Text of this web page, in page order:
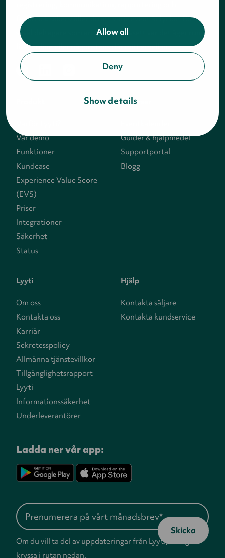
Allow all
Deny
Show details
feedback säkerställer du att varje event är lyckat för
såväl deltagare som arrangör – oavsett var det äger rum:
live, online eller någonstans där mitt emellan.
facebook
Vår demo
Funktioner
Kundcase
Experience Value Score
(EVS)
Priser
Integrationer
Säkerhet
Status
Resurser
Guider & hjälpmedel
Supportportal
Blogg
Lyyti
Om oss
Kontakta oss
Karriär
Sekretesspolicy
Allmänna tjänstevillkor
Tillgänglighetsrapport
Lyyti
Informationssäkerhet
Underleverantörer
Hjälp
Kontakta säljare
Kontakta kundservice
Om du vill ta del av uppdateringar från Lyyti, vänligen
kryssa i rutan nedan.
Ladda ner vår app: